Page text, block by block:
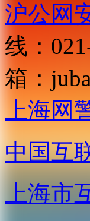
沪公网
线：
箱：
上海网
中国互
上海市